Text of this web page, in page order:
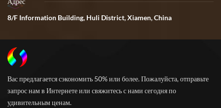
8/F Information Building, Huli District, Xiamen, China
Вас предлагается сэкономить 50% или более. Пожалуйста, отправьте
запрос нам в Интернете или свяжитесь с нами сегодня по
удивительным ценам.